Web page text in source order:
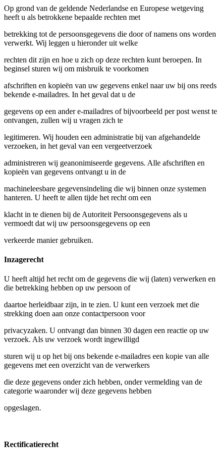
Op grond van de geldende Nederlandse en Europese wetgeving
heeft u als betrokkene bepaalde rechten met
betrekking tot de persoonsgegevens die door of namens ons worden
verwerkt. Wij leggen u hieronder uit welke
rechten dit zijn en hoe u zich op deze rechten kunt beroepen. In
beginsel sturen wij om misbruik te voorkomen
afschriften en kopieën van uw gegevens enkel naar uw bij ons reeds
bekende e-mailadres. In het geval dat u de
gegevens op een ander e-mailadres of bijvoorbeeld per post wenst te
ontvangen, zullen wij u vragen zich te
legitimeren. Wij houden een administratie bij van afgehandelde
verzoeken, in het geval van een vergeetverzoek
administreren wij geanonimiseerde gegevens. Alle afschriften en
kopieën van gegevens ontvangt u in de
machineleesbare gegevensindeling die wij binnen onze systemen
hanteren. U heeft te allen tijde het recht om een
klacht in te dienen bij de Autoriteit Persoonsgegevens als u
vermoedt dat wij uw persoonsgegevens op een
verkeerde manier gebruiken.
Inzagerecht
U heeft altijd het recht om de gegevens die wij (laten) verwerken en
die betrekking hebben op uw persoon of
daartoe herleidbaar zijn, in te zien. U kunt een verzoek met die
strekking doen aan onze contactpersoon voor
privacyzaken. U ontvangt dan binnen 30 dagen een reactie op uw
verzoek. Als uw verzoek wordt ingewilligd
sturen wij u op het bij ons bekende e-mailadres een kopie van alle
gegevens met een overzicht van de verwerkers
die deze gegevens onder zich hebben, onder vermelding van de
categorie waaronder wij deze gegevens hebben
opgeslagen.
Rectificatierecht